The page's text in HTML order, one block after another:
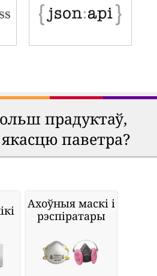
прадуктаў,
паветра?
Ахоўныя маскі і
рэспіратары